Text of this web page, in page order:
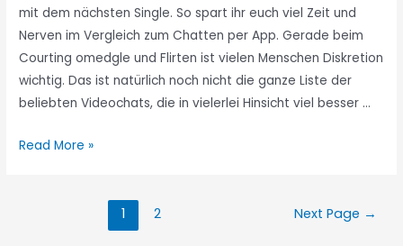
mit dem nächsten Single. So spart ihr euch viel Zeit und
Nerven im Vergleich zum Chatten per App. Gerade beim
Courting omedgle und Flirten ist vielen Menschen Diskretion
wichtig. Das ist natürlich noch nicht die ganze Liste der
beliebten Videochats, die in vielerlei Hinsicht viel besser …
Read More »
1 2 Next Page →